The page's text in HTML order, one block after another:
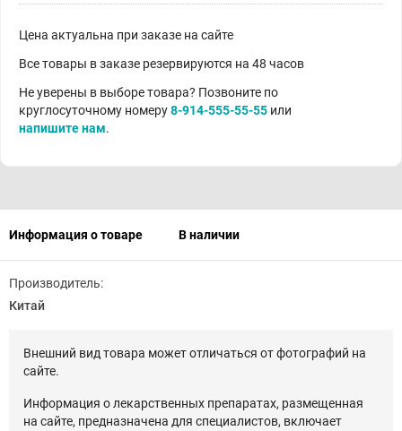
Цена актуальна при заказе на сайте
Все товары в заказе резервируются на 48 часов
Не уверены в выборе товара? Позвоните по
круглосуточному номеру8-914-555-55-55 или
напишите нам.
Информация о товаре В наличии
Производитель:
Китай
Внешний вид товара может отличаться от фотографий на
сайте.
Информация о лекарственных препаратах, размещенная
на сайте, предназначена для специалистов, включает